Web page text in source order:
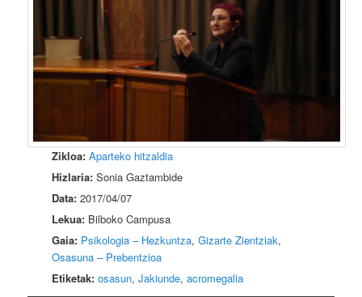
Zikloa: Aparteko hitzaldia
Hizlaria: Sonia Gaztambide
Data: 2017/04/07
Lekua: Bilboko Campusa
Gaia: Psikologia – Hezkuntza,Gizarte Zientziak,
Osasuna – Prebentzioa
Etiketak: osasun,Jakiunde,acromegalia